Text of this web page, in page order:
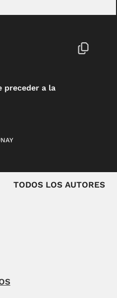
preceder a la
TODOS LOS AUTORES